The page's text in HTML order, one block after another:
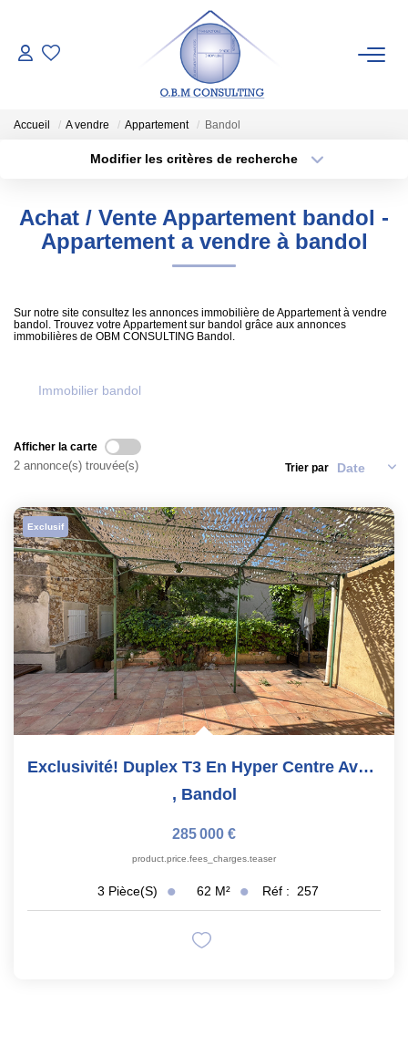
LES BIENS
Estimation Par Un Expert
NOTRE AGENCE
EXTRANET
EN
Accueil A vendre Appartement Bandol
Modifier les critères de recherche
Sélectionnez...
Type de bien
Surface min
Créer une alerte
Achat / Vente Appartement bandol -
Appartement a vendre à bandol
Sur notre site consultez les annonces immobilière de Appartement à vendre
bandol. Trouvez votre Appartement sur bandol grâce aux annonces
immobilières de OBM CONSULTING Bandol.
Immobilier bandol
Afficher la carte
2 annonce(s) trouvée(s) Trier par
Exclusif
Exclusivité! Duplex T3 En Hyper Centre Avec Extérieur
, Bandol
285 000 €
product.price.fees_charges.teaser
3 Pièce(s) 62 M² Réf : 257